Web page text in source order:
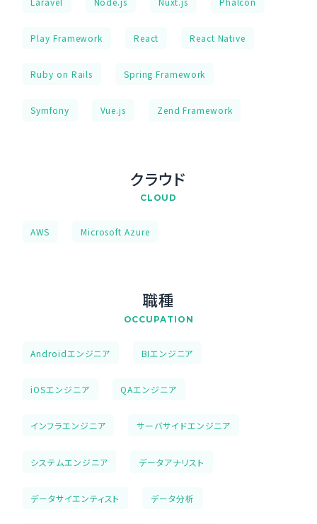
Play Framework React React Native
Ruby on Rails Spring Framework
Symfony Vue.js Zend Framework
クラウド
CLOUD
AWS Microsoft Azure
職種
OCCUPATION
Androidエンジニア BIエンジニア
iOSエンジニア QAエンジニア
インフラエンジニア サーバサイドエンジニア
システムエンジニア データアナリスト
データサイエンティスト データ分析